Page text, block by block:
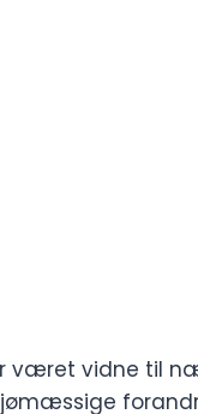
været vidne til